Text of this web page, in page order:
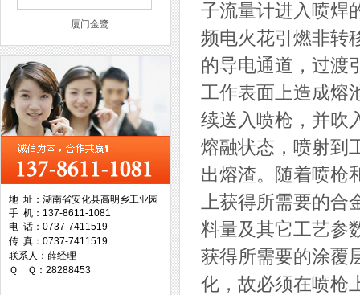
厦门金鹭
西工集团
台湾协威机械
地 址：湖南省安化县高明乡工业园
手 机：137-8611-1081
电 话：0737-7411519
传 真：0737-7411519
联系人：薛经理
Ｑ Ｑ：28288453
子流量计进入喷焊
频电火花引燃非转
的导电通道，过
工作表面上造成熔
续送入喷枪，并吹
熔融状态，喷射到
出熔渣。随着喷枪
上获得所需要的合
料量及其它工艺参
获得所需要的涂覆
化，故必须在喷枪